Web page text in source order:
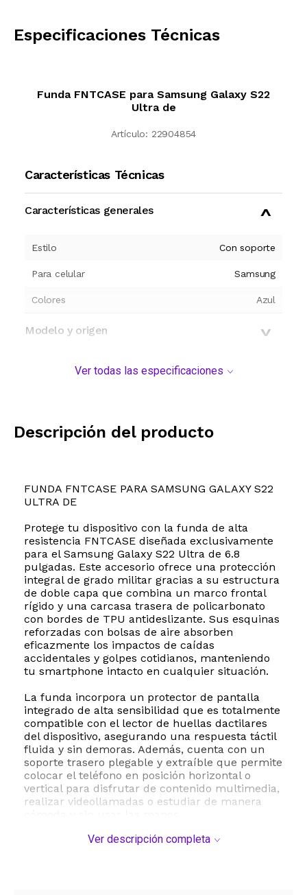
Especificaciones Técnicas
Funda FNTCASE para Samsung Galaxy S22
Ultra de
Artículo: 22904854
Características Técnicas
Características generales
Estilo Con soporte
Para celular Samsung
Colores Azul
Modelo y origen
Ver todas las especificaciones
Descripción del producto
FUNDA FNTCASE PARA SAMSUNG GALAXY S22
ULTRA DE
Protege tu dispositivo con la funda de alta
resistencia FNTCASE diseñada exclusivamente
para el Samsung Galaxy S22 Ultra de 6.8
pulgadas. Este accesorio ofrece una protección
integral de grado militar gracias a su estructura
de doble capa que combina un marco frontal
rígido y una carcasa trasera de policarbonato
con bordes de TPU antideslizante. Sus esquinas
reforzadas con bolsas de aire absorben
eficazmente los impactos de caídas
accidentales y golpes cotidianos, manteniendo
tu smartphone intacto en cualquier situación.
La funda incorpora un protector de pantalla
integrado de alta sensibilidad que es totalmente
compatible con el lector de huellas dactilares
del dispositivo, asegurando una respuesta táctil
fluida y sin demoras. Además, cuenta con un
soporte trasero plegable y extraíble que permite
colocar el teléfono en posición horizontal o
vertical para disfrutar de contenido multimedia,
realizar videollamadas o estudiar de manera
Su diseño ergonómico con textura
Ver descripción completa